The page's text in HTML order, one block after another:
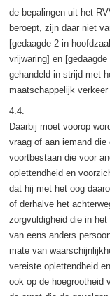
de bepalingen uit het
beroept, zijn daar niet
[gedaagde 2 in
vrijwaring] en
gehandeld in strijd met
maatschappelijk verkeer
4.4.
Daarbij moet voorop
vraag of aan iemand
voortbestaan die voor
oplettendheid en
dat hij met het oog
of derhalve het
zorgvuldigheid die in
van eens anders
mate van
vereiste oplettendheid
ook op de hoegrootheid